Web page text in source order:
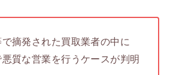
摘発された買取業者の中に
質な営業を行うケースが判明